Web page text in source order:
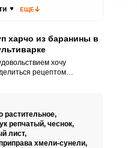
ЕЩЕ
харчо из баранины в
хочу
рецептом
приготовления
блюд значительно
что несказанно
любую хозяйку.
растительное,
репчатый, чеснок,
лист,
хмели-сунели,